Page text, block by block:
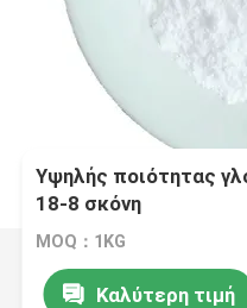
Υψηλής ποιότητας
18-8 σκόνη
MOQ：1KG
Καλύτερη τιμή